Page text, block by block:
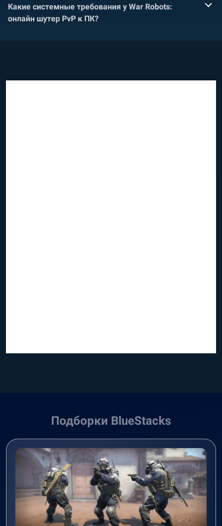
Какие системные требования у War Robots:
онлайн шутер PvP к ПК?
Подборки BlueStacks